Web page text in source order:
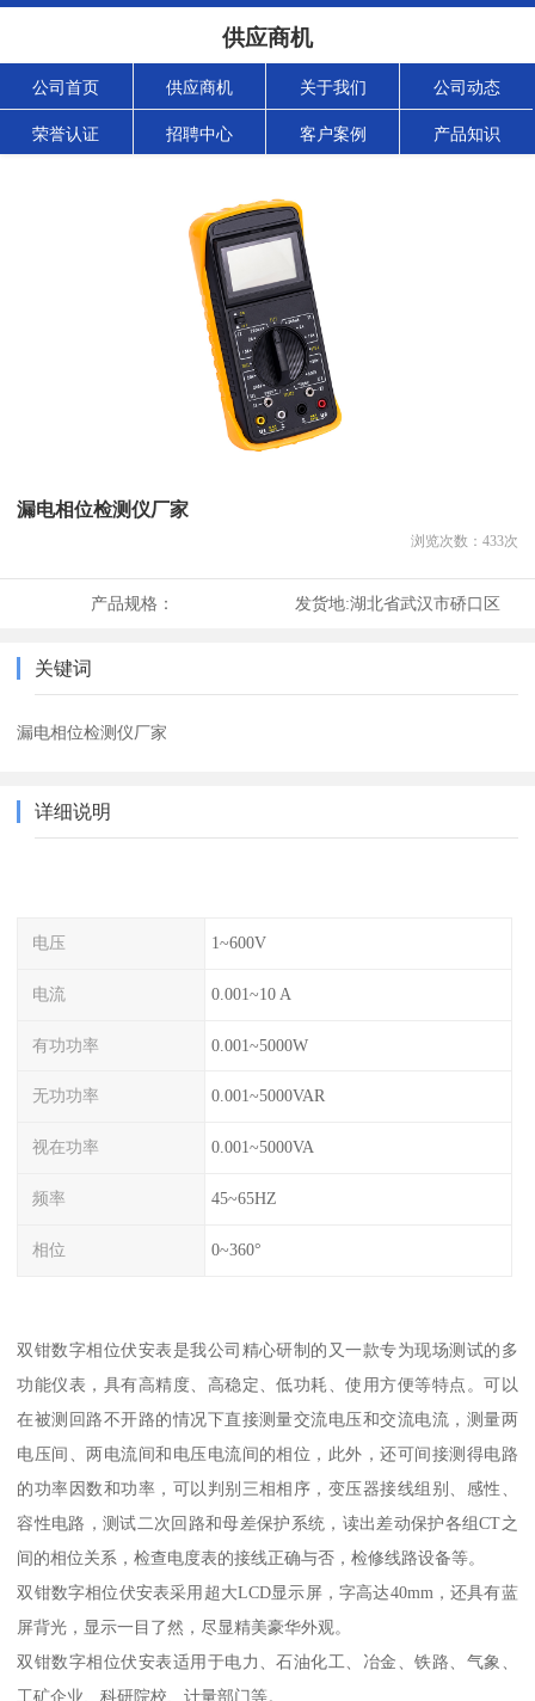
供应商机
公司首页 供应商机 关于我们 公司动态
荣誉认证 招聘中心 客户案例 产品知识
漏电相位检测仪厂家
浏览次数： 433次
产品规格： 发货地:湖北省武汉市硚口区
关键词
漏电相位检测仪厂家
详细说明
电压 1~600V
电流 0.001~10 A
有功功率 0.001~5000W
无功功率 0.001~5000VAR
视在功率 0.001~5000VA
频率 45~65HZ
相位 0~360°
双钳数字相位伏安表是我公司精心研制的又一款专为现场测试的多
功能仪表，具有高精度、高稳定、低功耗、使用方便等特点。可以
在被测回路不开路的情况下直接测量交流电压和交流电流，测量两
电压间、两电流间和电压电流间的相位，此外，还可间接测得电路
的功率因数和功率，可以判别三相相序，变压器接线组别、感性、
容性电路，测试二次回路和母差保护系统，读出差动保护各组CT之
间的相位关系，检查电度表的接线正确与否，检修线路设备等。
双钳数字相位伏安表采用超大LCD显示屏，字高达40mm，还具有蓝
屏背光，显示一目了然，尽显精美豪华外观。
双钳数字相位伏安表适用于电力、石油化工、冶金、铁路、气象、
工矿企业、科研院校、计量部门等。